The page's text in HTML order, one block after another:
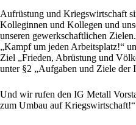
Aufrüstung und Kriegswirtschaft
Kolleginnen und Kollegen und
unseren gewerkschaftlichen
„Kampf um jeden Arbeitsplatz!“
Ziel „Frieden, Abrüstung und
unter §2 „Aufgaben und Ziele der
Und wir rufen den IG Metall
zum Umbau auf Kriegswirtschaft!“